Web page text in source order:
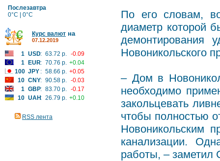
Послезавтра
0°C | 0°C
Курс валют на
07.12.2019
1 USD: 63.72 р. -0.09
1
EUR: 70.76 р. +0.04
100 JPY : 58.66 р. +0.05
10 CNY: 90.58 р. -0.03
1 GBP: 83.70 р. -0.17
10 UAH: 26.79 р. +0.10
RSS лента
По его словам,
диаметр которой
демонтирования
Новоникольского
– Дом в
необходимо
закольцевать
чтобы полностью
Новоникольским
канализации.
работы, –